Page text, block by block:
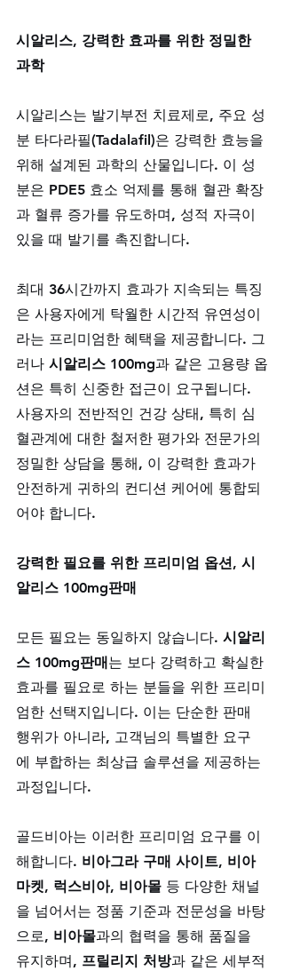
시알리스, 강력한 효과를 위한 정밀한
과학
시알리스는 발기부전 치료제로, 주요 성
분 타다라필(Tadalafil)은 강력한 효능을
위해 설계된 과학의 산물입니다. 이 성
분은 PDE5 효소 억제를 통해 혈관 확장
과 혈류 증가를 유도하며, 성적 자극이
있을 때 발기를 촉진합니다.
최대 36시간까지 효과가 지속되는 특징
은 사용자에게 탁월한 시간적 유연성이
라는 프리미엄한 혜택을 제공합니다. 그
러나 시알리스 100mg과 같은 고용량 옵
션은 특히 신중한 접근이 요구됩니다.
사용자의 전반적인 건강 상태, 특히 심
혈관계에 대한 철저한 평가와 전문가의
정밀한 상담을 통해, 이 강력한 효과가
안전하게 귀하의 컨디션 케어에 통합되
어야 합니다.
강력한 필요를 위한 프리미엄 옵션, 시
알리스 100mg판매
모든 필요는 동일하지 않습니다. 시알리
스 100mg판매는 보다 강력하고 확실한
효과를 필요로 하는 분들을 위한 프리미
엄한 선택지입니다. 이는 단순한 판매
행위가 아니라, 고객님의 특별한 요구
에 부합하는 최상급 솔루션을 제공하는
과정입니다.
골드비아는 이러한 프리미엄 요구를 이
해합니다. 비아그라 구매 사이트, 비아
마켓, 럭스비아, 비아몰 등 다양한 채널
을 넘어서는 정품 기준과 전문성을 바탕
으로, 비아몰과의 협력을 통해 품질을
유지하며, 프릴리지 처방과 같은 세부적